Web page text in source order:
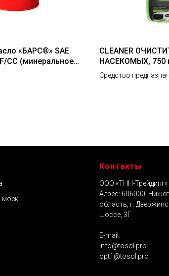
«БАРС®» SAE
CC (минеральное),
CLEANER
НАСЕКОМЫХ, 750
Средство
моек
Контакты
ООО «ТНН-Трейдинг»
Адрес: 606000,
область, г.
шоссе, 3Г
E-mail:
info@tosol.pro
opt1@tosol.pro